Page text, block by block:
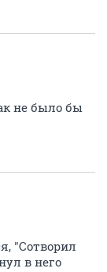
не было бы
"Сотворил
в него